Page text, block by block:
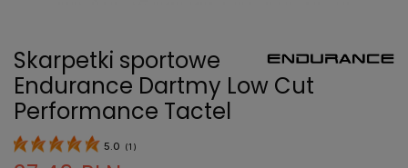
Skarpetki sportowe
Endurance Dartmy Low Cut
Performance Tactel
5.0 (1 )